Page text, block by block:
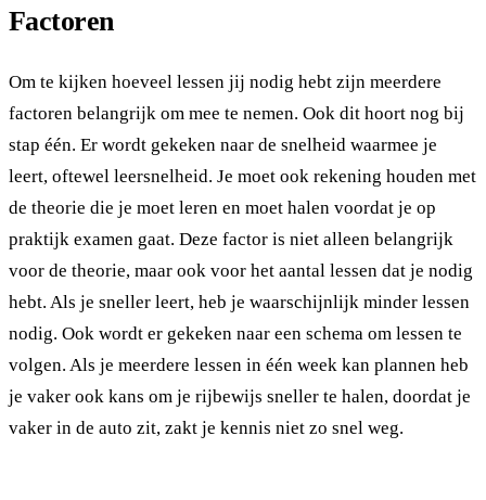
Factoren
Om te kijken hoeveel lessen jij nodig hebt zijn meerdere
factoren belangrijk om mee te nemen. Ook dit hoort nog bij
stap één. Er wordt gekeken naar de snelheid waarmee je
leert, oftewel leersnelheid. Je moet ook rekening houden met
de theorie die je moet leren en moet halen voordat je op
praktijk examen gaat. Deze factor is niet alleen belangrijk
voor de theorie, maar ook voor het aantal lessen dat je nodig
hebt. Als je sneller leert, heb je waarschijnlijk minder lessen
nodig. Ook wordt er gekeken naar een schema om lessen te
volgen. Als je meerdere lessen in één week kan plannen heb
je vaker ook kans om je rijbewijs sneller te halen, doordat je
vaker in de auto zit, zakt je kennis niet zo snel weg.